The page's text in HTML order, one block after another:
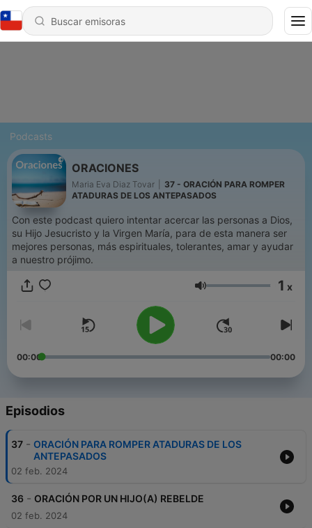
Podcasts
ORACIONES
Maria Eva Diaz Tovar
37 - ORACIÓN PARA ROMPER
ATADURAS DE LOS ANTEPASADOS
Con este podcast quiero intentar acercar las personas a Dios,
su Hijo Jesucristo y la Virgen María, para de esta manera ser
mejores personas, más espirituales, tolerantes, amar y ayudar
a nuestro prójimo.
Volumen 1 x
00:00 00:00
Episodios
37 - ORACIÓN PARA ROMPER ATADURAS DE LOS
ANTEPASADOS
02 feb. 2024
36 - ORACIÓN POR UN HIJO(A) REBELDE
02 feb. 2024